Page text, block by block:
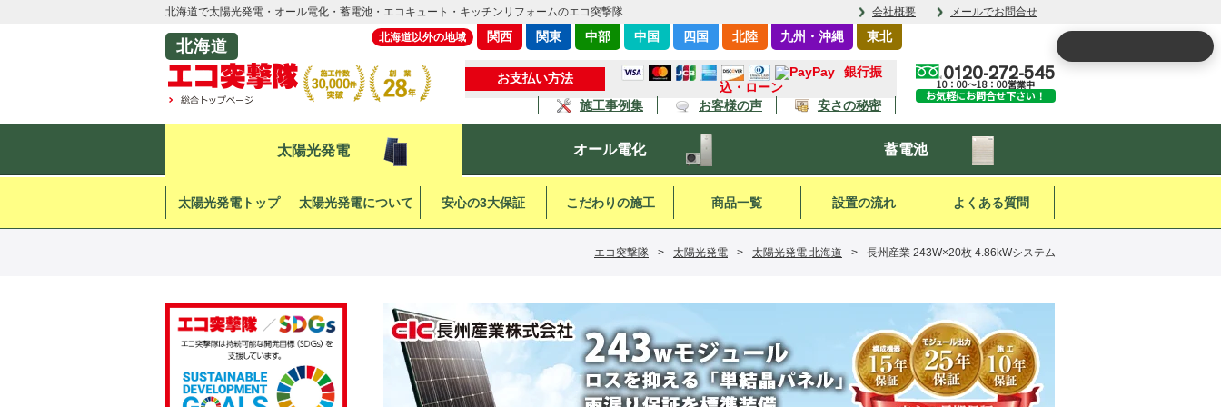
北海道で太陽光発電・オール電化・蓄電池・エコキュート・キッチンリフォームのエコ突撃隊 会社概要 メールでお問合せ
北海道
お支払い方法
銀行振
込・ローン
施工事例集
お客様の声 安さの秘密
北海道以外の地域 関西 関東 中部 中国 四国 北陸 九州・沖縄 東北
0120-272-545
10：00～18：00営業中
お気軽にお問合せ下さい！
太陽光発電 オール電化 蓄電池
太陽光発電トップ 太陽光発電について 安心の3大保証 こだわりの施工 商品一覧 設置の流れ よくある質問
エコ突撃隊 > 太陽光発電 > 太陽光発電 北海道 > 長州産業 243W×20枚 4.86kWシステム